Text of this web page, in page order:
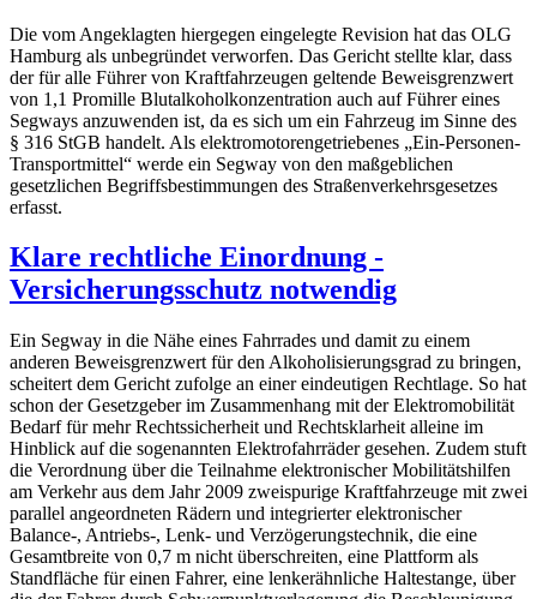
Die vom Angeklagten hiergegen eingelegte Revision hat das OLG
Hamburg als unbegründet verworfen. Das Gericht stellte klar, dass
der für alle Führer von Kraftfahrzeugen geltende Beweisgrenzwert
von 1,1 Promille Blutalkoholkonzentration auch auf Führer eines
Segways anzuwenden ist, da es sich um ein Fahrzeug im Sinne des
§ 316 StGB handelt. Als elektromotorengetriebenes „Ein-Personen-
Transportmittel“ werde ein Segway von den maßgeblichen
gesetzlichen Begriffsbestimmungen des Straßenverkehrsgesetzes
erfasst.
Klare rechtliche Einordnung -
Versicherungsschutz notwendig
Ein Segway in die Nähe eines Fahrrades und damit zu einem
anderen Beweisgrenzwert für den Alkoholisierungsgrad zu bringen,
scheitert dem Gericht zufolge an einer eindeutigen Rechtlage. So hat
schon der Gesetzgeber im Zusammenhang mit der Elektromobilität
Bedarf für mehr Rechtssicherheit und Rechtsklarheit alleine im
Hinblick auf die sogenannten Elektrofahrräder gesehen. Zudem stuft
die Verordnung über die Teilnahme elektronischer Mobilitätshilfen
am Verkehr aus dem Jahr 2009 zweispurige Kraftfahrzeuge mit zwei
parallel angeordneten Rädern und integrierter elektronischer
Balance-, Antriebs-, Lenk- und Verzögerungstechnik, die eine
Gesamtbreite von 0,7 m nicht überschreiten, eine Plattform als
Standfläche für einen Fahrer, eine lenkerähnliche Haltestange, über